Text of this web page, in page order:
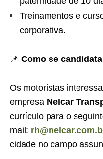
Treinamentos e
corporativa.
📌 Como se
Os motoristas
empresa Nelcar
currículo para o
mail:
cidade no campo